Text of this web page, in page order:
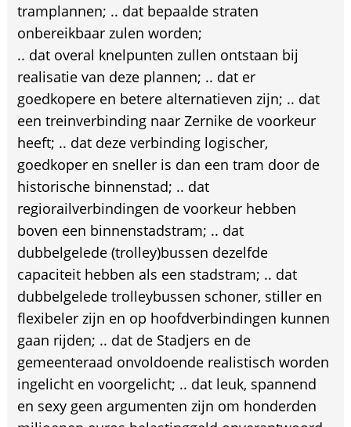
tramplannen; .. dat bepaalde straten
onbereikbaar zulen worden;
.. dat overal knelpunten zullen ontstaan bij
realisatie van deze plannen; .. dat er
goedkopere en betere alternatieven zijn; .. dat
een treinverbinding naar Zernike de voorkeur
heeft; .. dat deze verbinding logischer,
goedkoper en sneller is dan een tram door de
historische binnenstad; .. dat
regiorailverbindingen de voorkeur hebben
boven een binnenstadstram; .. dat
dubbelgelede (trolley)bussen dezelfde
capaciteit hebben als een stadstram; .. dat
dubbelgelede trolleybussen schoner, stiller en
flexibeler zijn en op hoofdverbindingen kunnen
gaan rijden; .. dat de Stadjers en de
gemeenteraad onvoldoende realistisch worden
ingelicht en voorgelicht; .. dat leuk, spannend
en sexy geen argumenten zijn om honderden